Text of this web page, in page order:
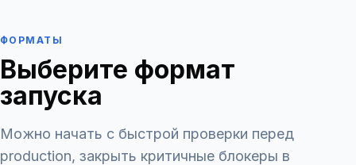
ФОРМАТЫ
Выберите формат
запуска
Можно начать с быстрой проверки перед
production, закрыть критичные блокеры в